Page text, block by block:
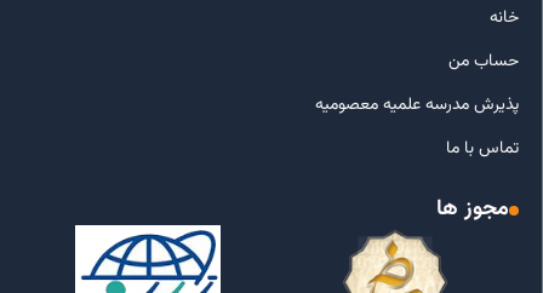
خانه
حساب من
پذیرش مدرسه علمیه معصومیه
تماس با ما
مجوز ها